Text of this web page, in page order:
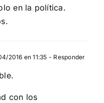
en la política.
2016 en 11:35 - Responder
con los